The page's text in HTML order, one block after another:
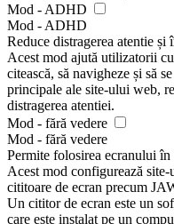
Mod - ADHD
Mod - ADHD
Reduce distragerea atentie și
Acest mod ajută utilizatorii
citească, să navigheze și să
principale ale site-ului web,
distragerea atentiei.
Mod - fără vedere
Mod - fără vedere
Permite folosirea ecranului
Acest mod configurează
cititoare de ecran precum
Un cititor de ecran este un
care este instalat pe un